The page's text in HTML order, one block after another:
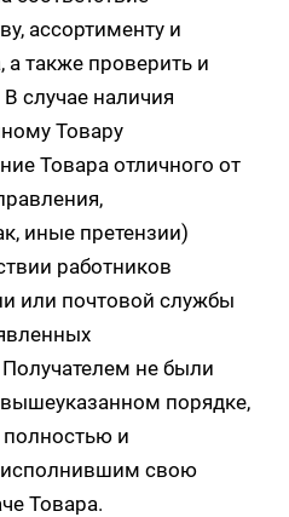
ассортименту и
а также проверить и
случае наличия
Товару
Товара отличного от
иные претензии)
работников
или почтовой службы
Получателем не были
порядке,
полностью и
свою
Товара.